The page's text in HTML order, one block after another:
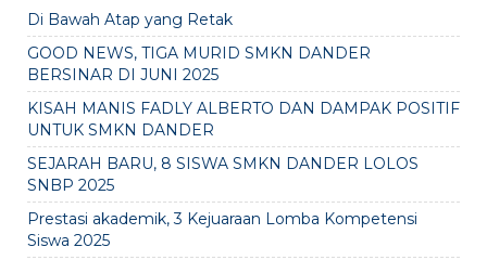
Di Bawah Atap yang Retak
GOOD NEWS, TIGA MURID SMKN DANDER
BERSINAR DI JUNI 2025
KISAH MANIS FADLY ALBERTO DAN DAMPAK POSITIF
UNTUK SMKN DANDER
SEJARAH BARU, 8 SISWA SMKN DANDER LOLOS
SNBP 2025
Prestasi akademik, 3 Kejuaraan Lomba Kompetensi
Siswa 2025